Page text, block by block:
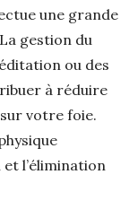
une grande
gestion du
ou des
à réduire
votre foie.
l’élimination